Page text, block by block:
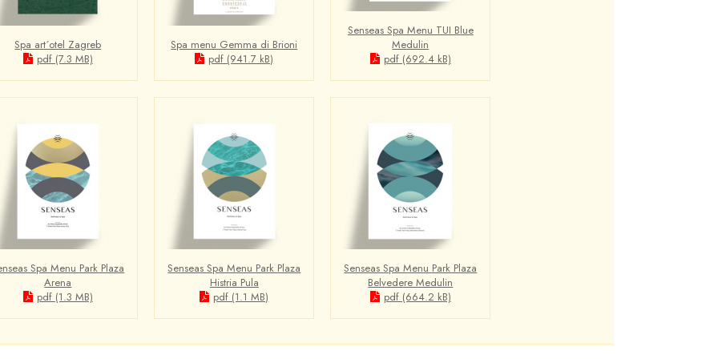
Spa art´otel Zagreb
pdf (7.3 MB)
Spa menu Gemma di Brioni
pdf (941.7 kB)
Senseas Spa Menu TUI Blue
Medulin
pdf (692.4 kB)
Spa Menu Park Plaza
Arena
pdf (1.3 MB)
Senseas Spa Menu Park Plaza
Histria Pula
pdf (1.1 MB)
Senseas Spa Menu Park Plaza
Belvedere Medulin
pdf (664.2 kB)